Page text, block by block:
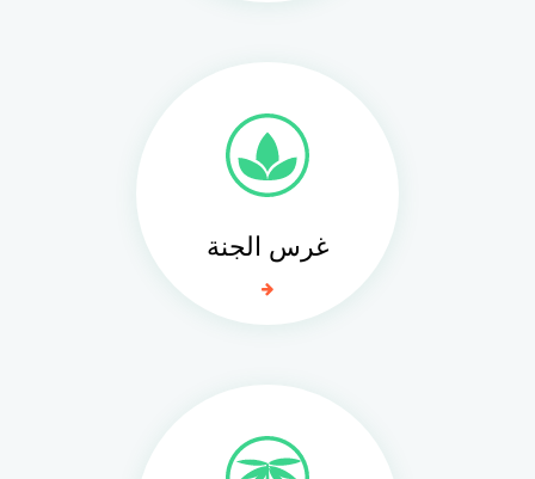
غرس الجنة